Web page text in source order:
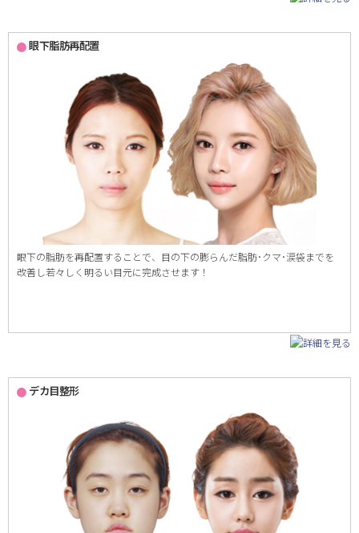
眼下脂肪再配置
眼下の脂肪を再配置することで、目の下の膨らんだ脂肪･クマ･涙袋までを
改善し若々しく明るい目元に完成させます！
デカ目整形